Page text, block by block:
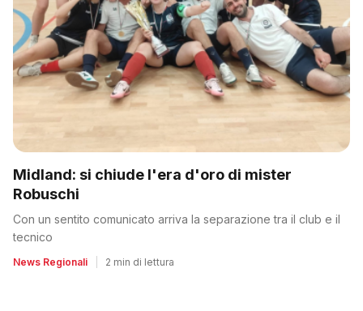
Midland: si chiude l'era d'oro di mister
Robuschi
Con un sentito comunicato arriva la separazione tra il club e il
tecnico
News Regionali 2 min di lettura